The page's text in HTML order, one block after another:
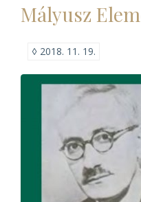
Mályusz
◊ 2018. 11. 19.